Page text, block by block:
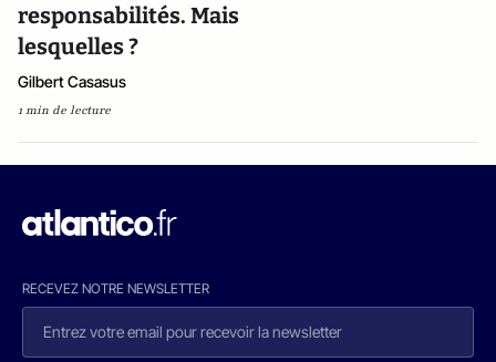
responsabilités. Mais
lesquelles ?
Gilbert Casasus
1 min de lecture
RECEVEZ NOTRE NEWSLETTER